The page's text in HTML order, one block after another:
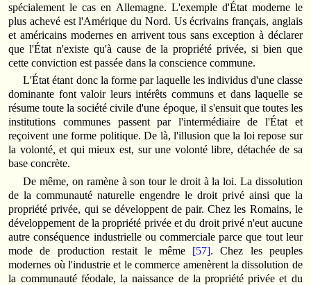
spécialement le cas en Allemagne. L'exemple d'État moderne le
plus achevé est l'Amérique du Nord. Us écrivains français, anglais
et américains modernes en arrivent tous sans exception à déclarer
que l'État n'existe qu'à cause de la propriété privée, si bien que
cette conviction est passée dans la conscience commune.
L'État étant donc la forme par laquelle les individus d'une classe
dominante font valoir leurs intérêts communs et dans laquelle se
résume toute la société civile d'une époque, il s'ensuit que toutes les
institutions communes passent par l'intermédiaire de l'État et
reçoivent une forme politique. De là, l'illusion que la loi repose sur
la volonté, et qui mieux est, sur une volonté libre, détachée de sa
base concrète.
De même, on ramène à son tour le droit à la loi. La dissolution
de la communauté naturelle engendre le droit privé ainsi que la
propriété privée, qui se développent de pair. Chez les Romains, le
développement de la propriété privée et du droit privé n'eut aucune
autre conséquence industrielle ou commerciale parce que tout leur
mode de production restait le même [57]. Chez les peuples
modernes où l'industrie et le commerce amenèrent la dissolution de
la communauté féodale, la naissance de la propriété privée et du